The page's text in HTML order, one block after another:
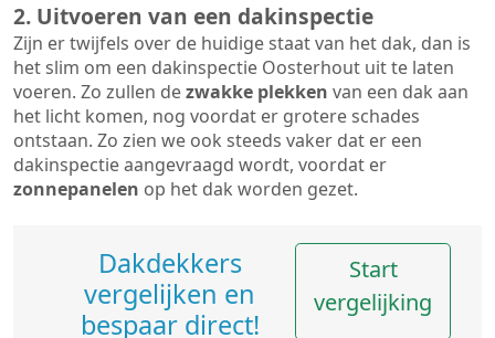
2. Uitvoeren van een dakinspectie
Zijn er twijfels over de huidige staat van het dak, dan is
het slim om een dakinspectie Oosterhout uit te laten
voeren. Zo zullen dezwakke plekken van een dak aan
het licht komen, nog voordat er grotere schades
ontstaan. Zo zien we ook steeds vaker dat er een
dakinspectie aangevraagd wordt, voordat er
zonnepanelen op het dak worden gezet.
Dakdekkers
vergelijken en
bespaar direct!
Start
vergelijking